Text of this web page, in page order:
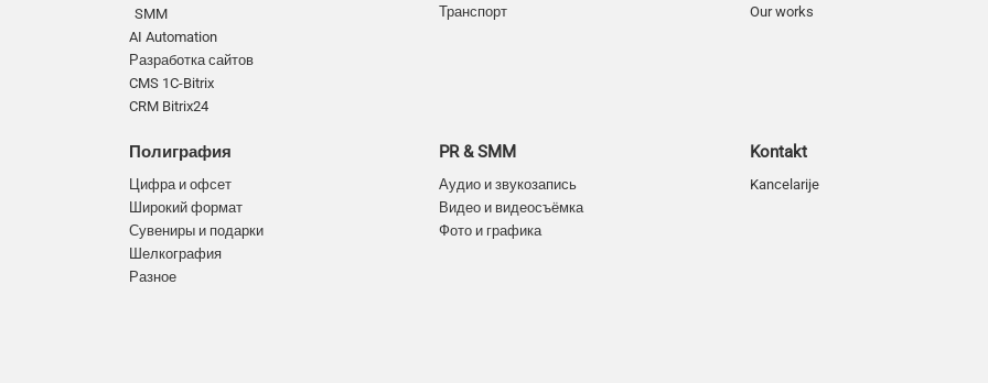
SMM
AI Automation
Разработка сайтов
CMS 1C-Bitrix
CRM Bitrix24
Полиграфия
Цифра и офсет
Широкий формат
Сувениры и подарки
Шелкография
Разное
Транспорт
PR & SMM
Аудио и звукозапись
Видео и видеосъёмка
Фото и графика
Our works
Kontakt
Kancelarije